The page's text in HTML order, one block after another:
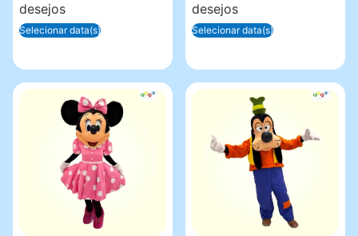
desejos
Selecionar data(s)
desejos
Selecionar data(s)